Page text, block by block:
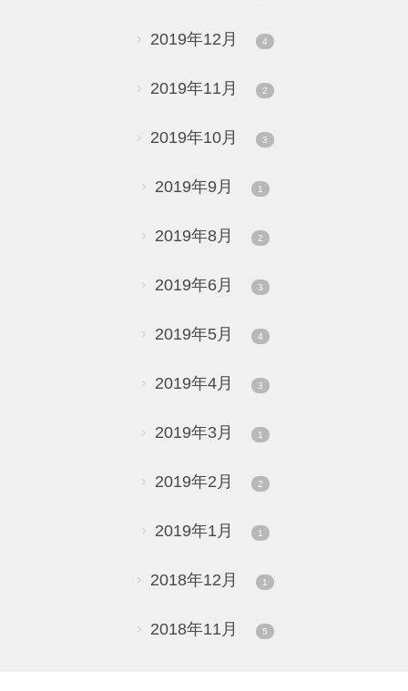
2019年12月 4
2019年11月 2
2019年10月 3
2019年9月 1
2019年8月 2
2019年6月 3
2019年5月 4
2019年4月 3
2019年3月 1
2019年2月 2
2019年1月 1
2018年12月 1
2018年11月 5